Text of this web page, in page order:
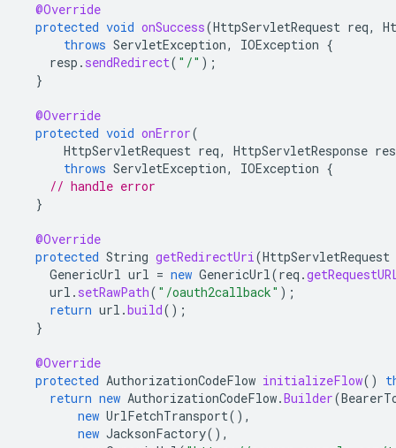
@Override
protected void onSuccess(HttpServletRequest req,
throws ServletException, IOException {
resp . sendRedirect( "/" );
}
@Override
protected void onError(
HttpServletRequest req, HttpServletResponse
throws ServletException, IOException {
// handle error
}
@Override
protected String getRedirectUri(HttpServletRequest
GenericUrl url = new GenericUrl(req .
url . setRawPath( "/oauth2callback" );
return url .build();
}
@Override
protected AuthorizationCodeFlow initializeFlow()
return new AuthorizationCodeFlow.Builder(
new UrlFetchTransport(),
new JacksonFactory(),